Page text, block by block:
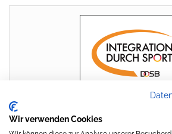
Wir verwenden Cookies